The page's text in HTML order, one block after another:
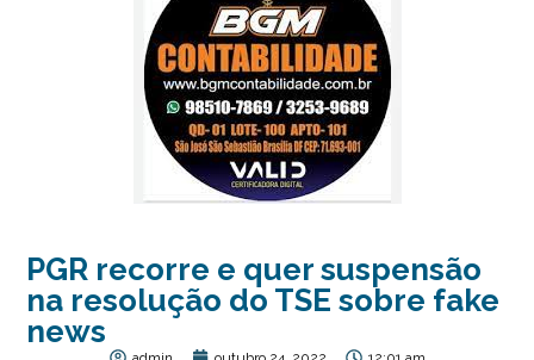
PGR recorre e quer suspensão
na resolução do TSE sobre fake
news